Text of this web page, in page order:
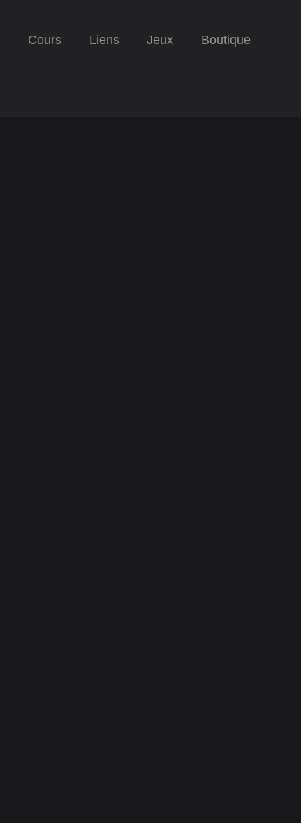
Cours Liens Jeux Boutique